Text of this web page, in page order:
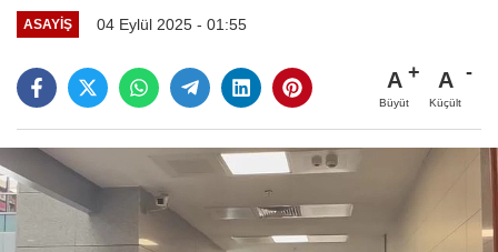
ASAYIŞ 04 Eylül 2025 - 01:55
A
Büyüt
A
Küçült